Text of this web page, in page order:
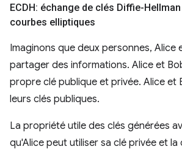
ECDH: échange de clés Diffie-
courbes elliptiques
Imaginons que deux personnes, Alice
partager des informations. Alice et
propre clé publique et privée. Alice et
leurs clés publiques.
La propriété utile des clés générées
qu'Alice peut utiliser sa clé privée et la